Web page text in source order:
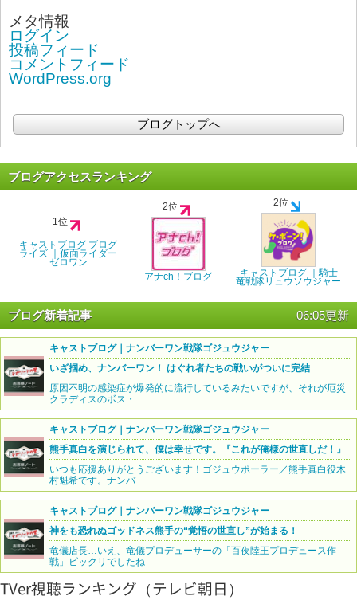
メタ情報
ログイン
投稿フィード
コメントフィード
WordPress.org
ブログトップへ
ブログアクセスランキング
1位
キャストブログ ブログ
ライズ ｜仮面ライダー
ゼロワン
2位
アナch！ブログ
2位
キャストブログ ｜騎士
竜戦隊リュウソウジャー
ブログ新着記事 06:05更新
キャストブログ｜ナンバーワン戦隊ゴジュウジャー
いざ掴め、ナンバーワン！ はぐれ者たちの戦いがついに完結
原因不明の感染症が爆発的に流行しているみたいですが、それが厄災
クラディスのボス・
キャストブログ｜ナンバーワン戦隊ゴジュウジャー
熊手真白を演じられて、僕は幸せです。『これが俺様の世直しだ！』
いつも応援ありがとうございます！ゴジュウポーラー／熊手真白役木
村魁希です。ナンバ
キャストブログ｜ナンバーワン戦隊ゴジュウジャー
神をも恐れぬゴッドネス熊手の“覚悟の世直し”が始まる！
竜儀店長…いえ、竜儀プロデューサーの「百夜陸王プロデュース作
戦」ビックリでしたね
TVer視聴ランキング（テレビ朝日）